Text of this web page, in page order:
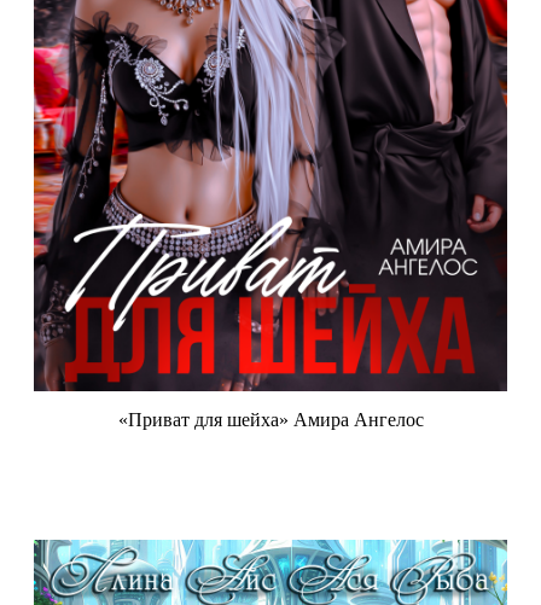
«Приват для шейха» Амира Ангелос